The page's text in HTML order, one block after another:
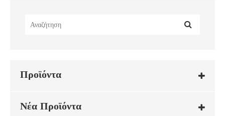
Προϊόντα
Νέα Προϊόντα